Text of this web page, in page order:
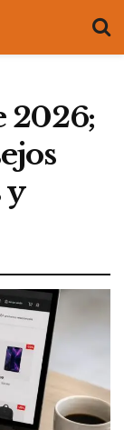
2026;
y